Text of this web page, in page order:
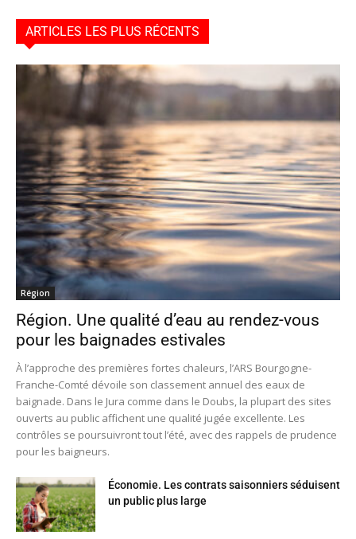
ARTICLES LES PLUS RÉCENTS
Région
Région. Une qualité d’eau au rendez-vous
pour les baignades estivales
À l’approche des premières fortes chaleurs, l’ARS Bourgogne-
Franche-Comté dévoile son classement annuel des eaux de
baignade. Dans le Jura comme dans le Doubs, la plupart des sites
ouverts au public affichent une qualité jugée excellente. Les
contrôles se poursuivront tout l’été, avec des rappels de prudence
pour les baigneurs.
Économie. Les contrats saisonniers séduisent
un public plus large